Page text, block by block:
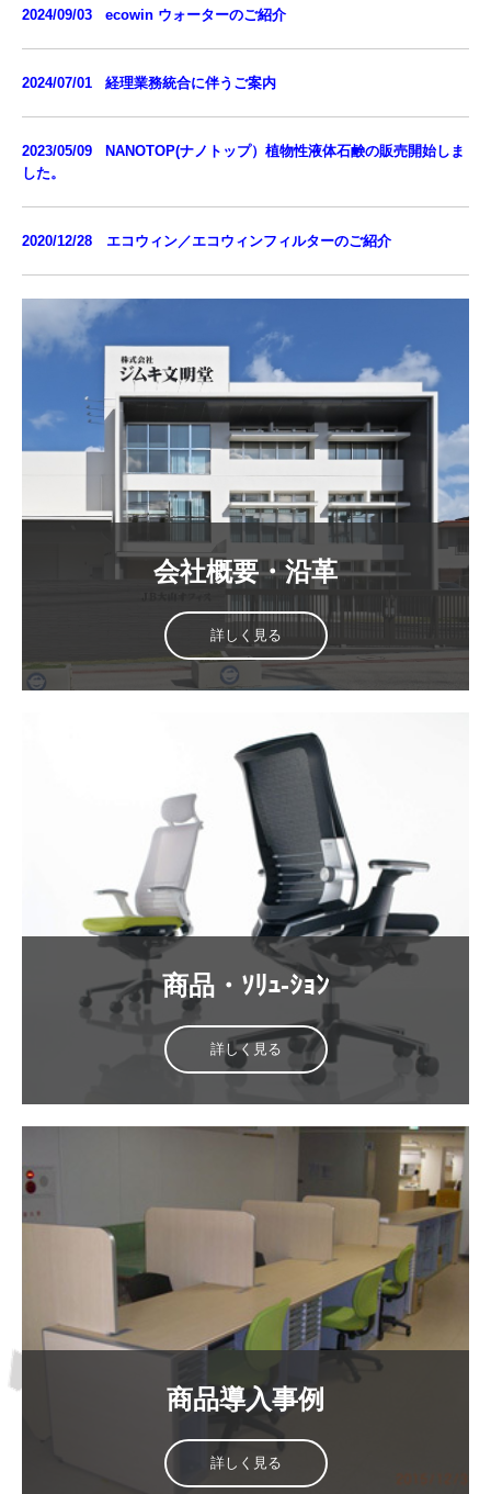
事業所一覧
一般社団法人 沖縄美ら島財団様
取り扱いメーカー一覧
学習塾「スクールIE」
個人情報の取り扱いについて
サイトのご利用について
2024/09/03 ecowin ウォーターのご紹介
2024/07/01 経理業務統合に伴うご案内
2023/05/09
NANOTOP(ナノトップ）植物性液体石鹸の販売開始しま
した。
2020/12/28 エコウィン／エコウィンフィルターのご紹介
会社概要・沿革
詳しく見る
商品・ｿﾘｭ‐ｼｮﾝ
詳しく見る
商品導入事例
詳しく見る